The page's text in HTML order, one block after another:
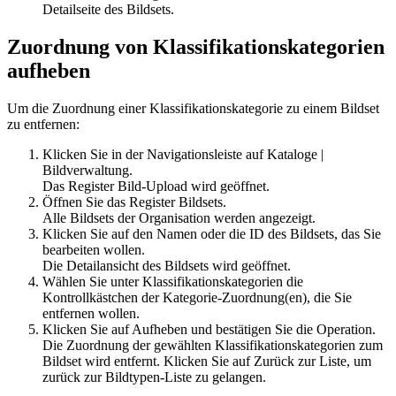
Detailseite des Bildsets.
Zuordnung von Klassifikationskategorien
aufheben
Um die Zuordnung einer Klassifikationskategorie zu einem Bildset
zu entfernen:
Klicken Sie in der Navigationsleiste aufKataloge |
Bildverwaltung.
Das RegisterBild-Upload wird geöffnet.
Öffnen Sie das RegisterBildsets.
Alle Bildsets der Organisation werden angezeigt.
Klicken Sie auf den Namen oder die ID des Bildsets, das Sie
bearbeiten wollen.
Die Detailansicht des Bildsets wird geöffnet.
Wählen Sie unter Klassifikationskategorien die
Kontrollkästchen der Kategorie-Zuordnung(en), die Sie
entfernen wollen.
Klicken Sie aufAufheben und bestätigen Sie die Operation.
Die Zuordnung der gewählten Klassifikationskategorien zum
Bildset wird entfernt. Klicken Sie auf Zurück zur Liste, um
zurück zur Bildtypen-Liste zu gelangen.